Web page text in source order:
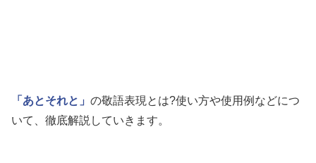
「あとそれと」 の敬語表現とは?使い方や使用例などにつ
いて、徹底解説していきます。